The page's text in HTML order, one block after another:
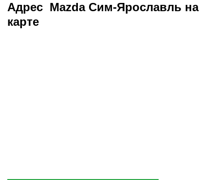
Адрес Mazda Сим-Ярославль на
карте